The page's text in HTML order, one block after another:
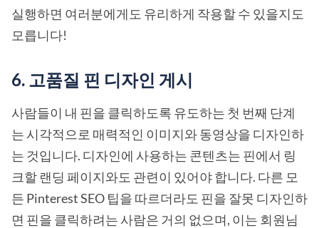
실행하면 여러분에게도 유리하게 작용할 수 있을지도
모릅니다!
6. 고품질 핀 디자인 게시
사람들이 내 핀을 클릭하도록 유도하는 첫 번째 단계
는 시각적으로 매력적인 이미지와 동영상을 디자인하
는 것입니다. 디자인에 사용하는 콘텐츠는 핀에서 링
크할 랜딩 페이지와도 관련이 있어야 합니다. 다른 모
든 Pinterest SEO 팁을 따르더라도 핀을 잘못 디자인하
면 핀을 클릭하려는 사람은 거의 없으며, 이는 회원님